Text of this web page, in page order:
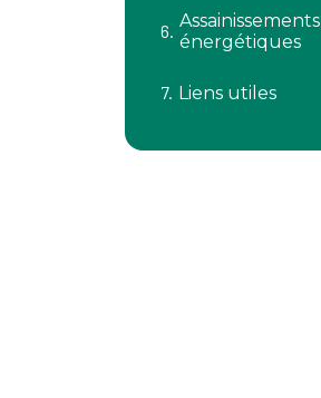
Assainissements
énergétiques
Liens utiles